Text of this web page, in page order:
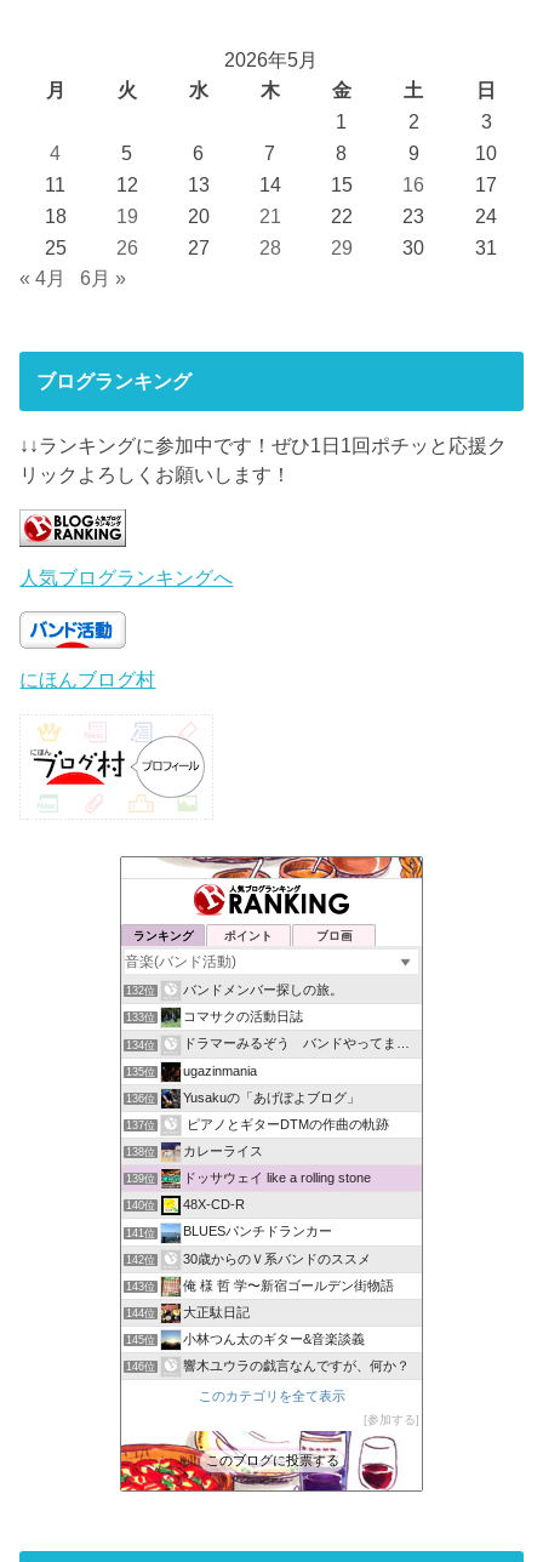
2026年5月
月
火 水 木 金 土
日
1
2
3
4
5 6 7 8 9
10
11
12 13 14 15 16
17
18
19 20 21 22 23
24
25
26 27 28 29 30
31
« 4月
6月 »
ブログランキング
↓↓ランキングに参加中です！ぜひ1日1回ポチッと応援ク
リックよろしくお願いします！
人気ブログランキングへ
にほんブログ村
ランキング ポイント ブロ画
132位 バンドメンバー探しの旅。
133位 コマサクの活動日誌
134位 ドラマーみるぞう バンドやってまするぅ
135位 ugazinmania
136位 Yusakuの「あげぽよブログ」
137位 ピアノとギターDTMの作曲の軌跡
138位 カレーライス
139位 ドッサウェイ like a rolling stone
140位 48X-CD-R
141位 BLUESパンチドランカー
142位 30歳からのＶ系バンドのススメ
143位 俺 様 哲 学〜新宿ゴールデン街物語
144位 大正駄日記
145位 小林つん太のギター&音楽談義
146位 響木ユウラの戯言なんですが、何か？
このカテゴリを全て表示
参加する
このブログに投票する